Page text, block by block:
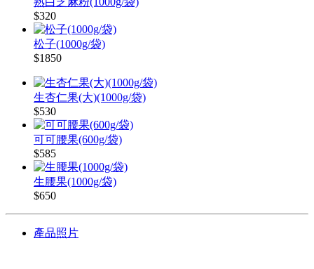
$320
松子(1000g/袋)
$1850
生杏仁果(大)(1000g/袋)
$530
可可腰果(600g/袋)
$585
生腰果(1000g/袋)
$650
產品照片